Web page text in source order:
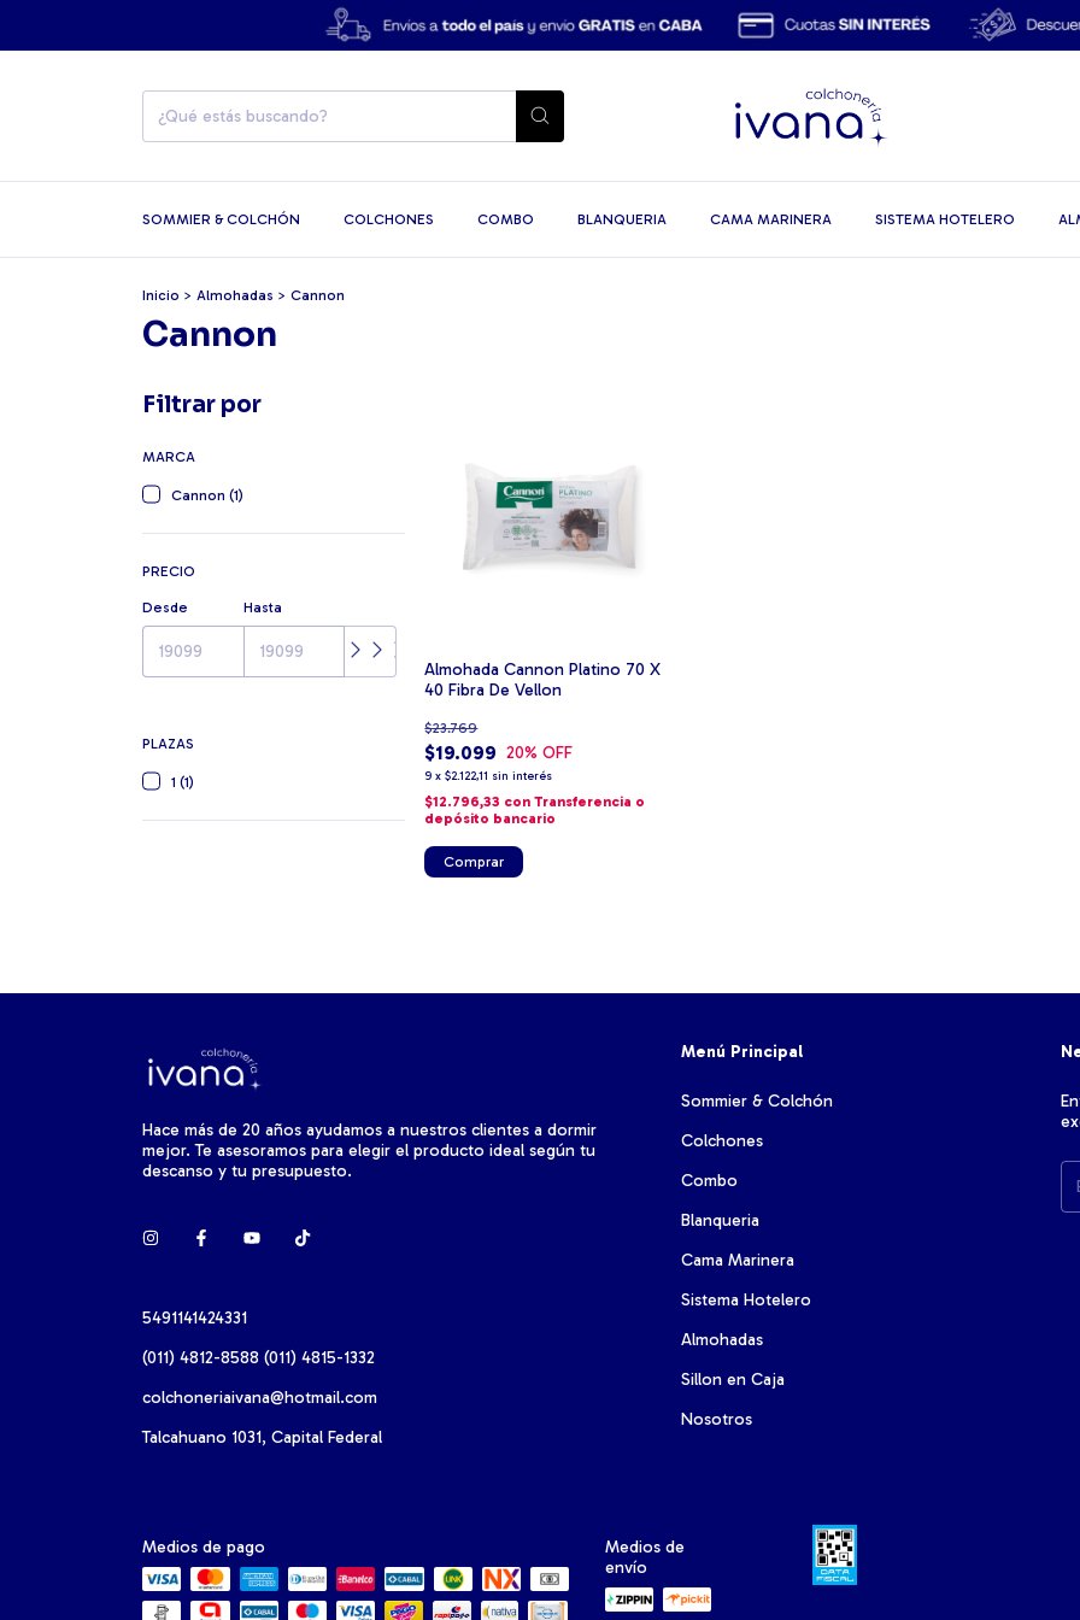
SOMMIER & COLCHÓN COLCHONES COMBO BLANQUERIA CAMA MARINERA SISTEMA HOTELERO
Inicio > Almohadas > Cannon
Cannon
Filtrar por
MARCA
Cannon (1)
PRECIO
Desde Hasta
PLAZAS
1 (1)
Almohada Cannon Platino 70 X
40 Fibra De Vellon
$19.099
$23.769
20% OFF
9 x$2.122,11 sin interés
$12.796,33 con Transferencia o
depósito bancario
Hace más de 20 años ayudamos a nuestros clientes a dormir
mejor. Te asesoramos para elegir el producto ideal según tu
descanso y tu presupuesto.
5491141424331
(011) 4812-8588 (011) 4815-1332
colchoneriaivana@hotmail.com
Talcahuano 1031, Capital Federal
Menú Principal
Sommier & Colchón
Colchones
Combo
Blanqueria
Cama Marinera
Sistema Hotelero
Almohadas
Sillon en Caja
Nosotros
Medios de pago
Medios de
envío